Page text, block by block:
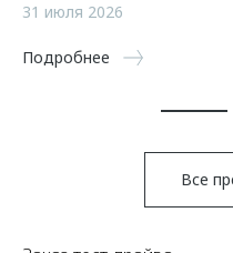
31 июля 2026
Подробнее
Все